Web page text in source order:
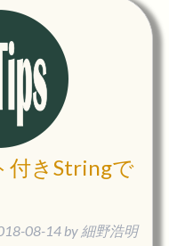
付きStringで
08-14 by 細野浩明